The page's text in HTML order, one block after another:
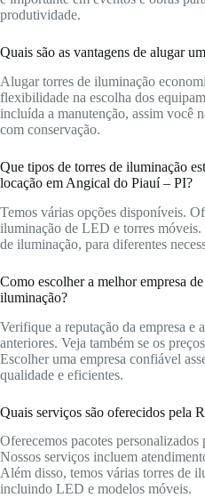
produtividade.
Quais são as vantagens de alugar
Alugar torres de iluminação
flexibilidade na escolha dos
incluída a manutenção, assim você
com conservação.
Que tipos de torres de iluminação
locação em Angical do Piauí – PI?
Temos várias opções disponíveis.
iluminação de LED e torres
de iluminação, para diferentes
Como escolher a melhor empresa
iluminação?
Verifique a reputação da empresa e
anteriores. Veja também se os
Escolher uma empresa confiável
qualidade e eficientes.
Quais serviços são oferecidos pela
Oferecemos pacotes personalizados
Nossos serviços incluem
Além disso, temos várias torres de
incluindo LED e modelos móveis.